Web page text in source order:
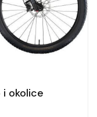
okolice